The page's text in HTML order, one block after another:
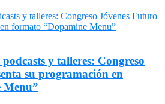
y talleres: Congreso
su programación en
Menu”